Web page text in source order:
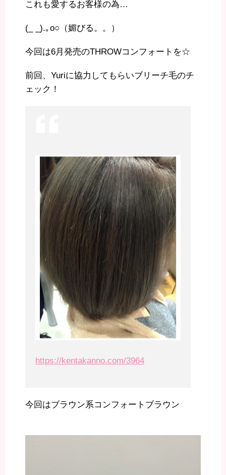
これも愛するお客様の為…
(_ _).｡o○（媚びる。。）
今回は6月発売のTHROWコンフォートを☆
前回、Yuriに協力してもらいブリーチ毛のチ
ェック！
https://kentakanno.com/3964
今回はブラウン系コンフォートブラウン